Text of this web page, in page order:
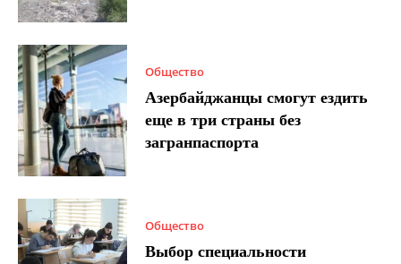
Общество
Азербайджанцы смогут ездить
еще в три страны без
загранпаспорта
Общество
Выбор специальности